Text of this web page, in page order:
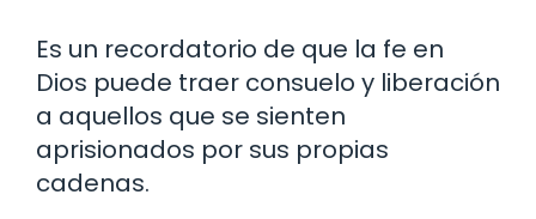
Es un recordatorio de que la fe en
Dios puede traer consuelo y liberación
a aquellos que se sienten
aprisionados por sus propias
cadenas.